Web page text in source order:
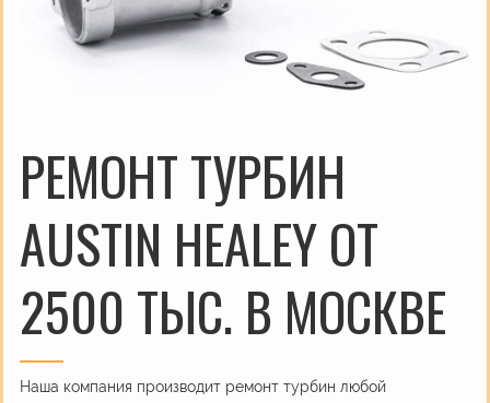
РЕМОНТ ТУРБИН
AUSTIN HEALEY ОТ
2500 ТЫС. В МОСКВЕ
Наша компания производит ремонт турбин любой